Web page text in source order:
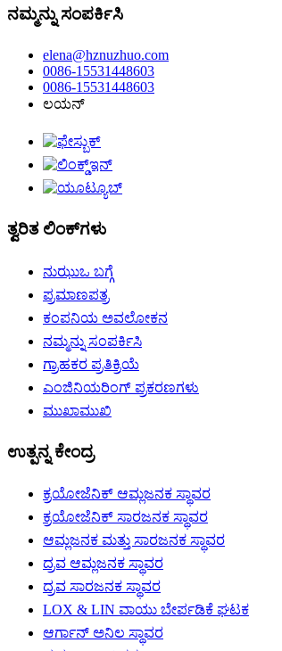
ನಮ್ಮನ್ನು ಸಂಪರ್ಕಿಸಿ
elena@hznuzhuo.com
0086-15531448603
0086-15531448603
ಲಯನ್
ತ್ವರಿತ ಲಿಂಕ್‌ಗಳು
ನುಝುಒ ಬಗ್ಗೆ
ಪ್ರಮಾಣಪತ್ರ
ಕಂಪನಿಯ ಅವಲೋಕನ
ನಮ್ಮನ್ನು ಸಂಪರ್ಕಿಸಿ
ಗ್ರಾಹಕರ ಪ್ರತಿಕ್ರಿಯೆ
ಎಂಜಿನಿಯರಿಂಗ್ ಪ್ರಕರಣಗಳು
ಮುಖಾಮುಖಿ
ಉತ್ಪನ್ನ ಕೇಂದ್ರ
ಕ್ರಯೋಜೆನಿಕ್ ಆಮ್ಲಜನಕ ಸ್ಥಾವರ
ಕ್ರಯೋಜೆನಿಕ್ ಸಾರಜನಕ ಸ್ಥಾವರ
ಆಮ್ಲಜನಕ ಮತ್ತು ಸಾರಜನಕ ಸ್ಥಾವರ
ದ್ರವ ಆಮ್ಲಜನಕ ಸ್ಥಾವರ
ದ್ರವ ಸಾರಜನಕ ಸ್ಥಾವರ
LOX & LIN ವಾಯು ಬೇರ್ಪಡಿಕೆ ಘಟಕ
ಆರ್ಗಾನ್ ಅನಿಲ ಸ್ಥಾವರ